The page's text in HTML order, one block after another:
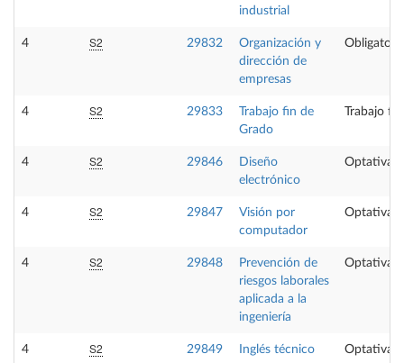
industrial
4 S2 29832
Organización y
dirección de
empresas
Obligatoria
4 S2 29833
Trabajo fin de
Grado
Trabajo
4 S2 29846
Diseño
electrónico
Optativa
4 S2 29847
Visión por
computador
Optativa
4 S2 29848
Prevención de
riesgos laborales
aplicada a la
ingeniería
Optativa
4 S2 29849 Inglés técnico Optativa